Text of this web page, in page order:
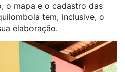
o mapa e o cadastro das
tem, inclusive, o
elaboração.